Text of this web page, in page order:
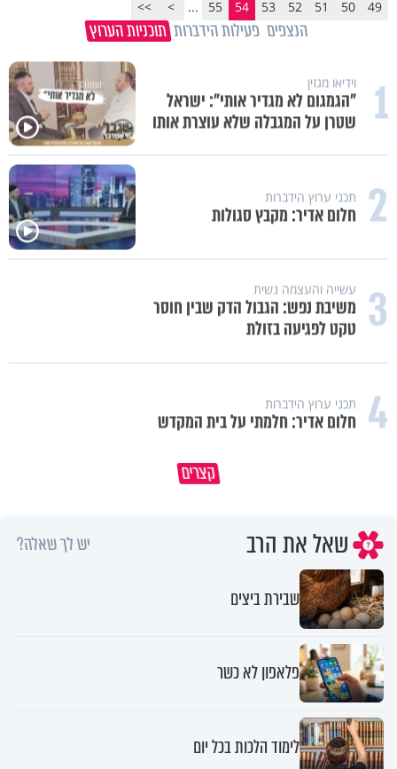
49
50
51
52
53
54
55
...
>
>>
הנצפים פעילות הידברות תוכניות הערוץ
1 וידיאו מגזין
"הגמגום לא מגדיר אותי": ישראל
שטרן על המגבלה שלא עוצרת אותו
2 תכני ערוץ הידברות
חלום אדיר: מקבץ סגולות
3 עשייה והעצמה נשית
משיבת נפש: הגבול הדק שבין חוסר
טקט לפגיעה בזולת
4 תכני ערוץ הידברות
חלום אדיר: חלמתי על בית המקדש
קצרים
איך ייתכן שיש אנשים שיודעים
שאל את הרב יש לך שאלה?
שבירת ביצים
פלאפון לא כשר
לימוד הלכות בכל יום